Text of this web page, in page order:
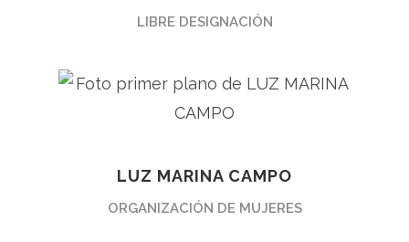
LIBRE DESIGNACIÓN
LUZ MARINA CAMPO
ORGANIZACIÓN DE MUJERES